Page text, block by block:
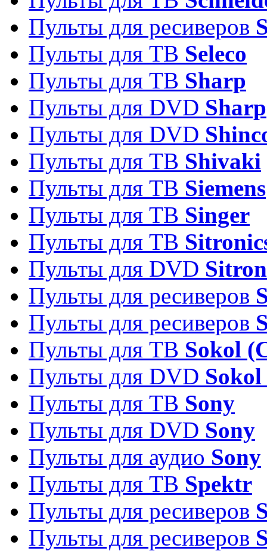
Пульты для ресиверов
Пульты для ТВ Seleco
Пульты для ТВ Sharp
Пульты для DVD Sharp
Пульты для DVD
Пульты для ТВ Shivaki
Пульты для ТВ Siemens
Пульты для ТВ Singer
Пульты для ТВ
Пульты для DVD
Пульты для ресиверов
Пульты для ресиверов
Пульты для ТВ Sokol
Пульты для DVD
Пульты для ТВ Sony
Пульты для DVD Sony
Пульты для аудио Sony
Пульты для ТВ Spektr
Пульты для ресиверов
Пульты для ресиверов